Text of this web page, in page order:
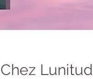
Chez